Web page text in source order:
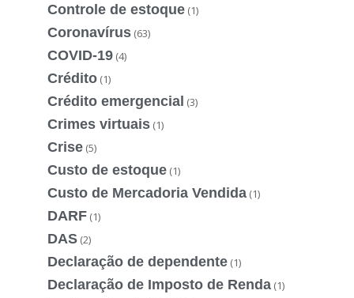
Controle de estoque (1)
Coronavírus (63)
COVID-19 (4)
Crédito (1)
Crédito emergencial (3)
Crimes virtuais (1)
Crise (5)
Custo de estoque (1)
Custo de Mercadoria Vendida (1)
DARF (1)
DAS (2)
Declaração de dependente (1)
Declaração de Imposto de Renda (1)